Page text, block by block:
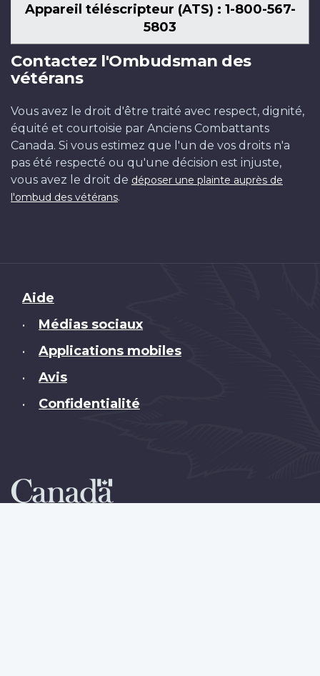
Appareil téléscripteur (ATS) : 1-800-567-
5803
Contactez l'Ombudsman des
vétérans
Vous avez le droit d'être traité avec respect, dignité,
équité et courtoisie par Anciens Combattants
Canada. Si vous estimez que l'un de vos droits n'a
pas été respecté ou qu'une décision est injuste,
vous avez le droit de déposer une plainte auprès de
l'ombud des vétérans.
Brand
Aide
• Médias sociaux
• Applications mobiles
• Avis
• Confidentialité